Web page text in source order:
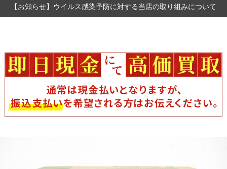
【お知らせ】ウイルス感染予防に対する当店の取り組みについて